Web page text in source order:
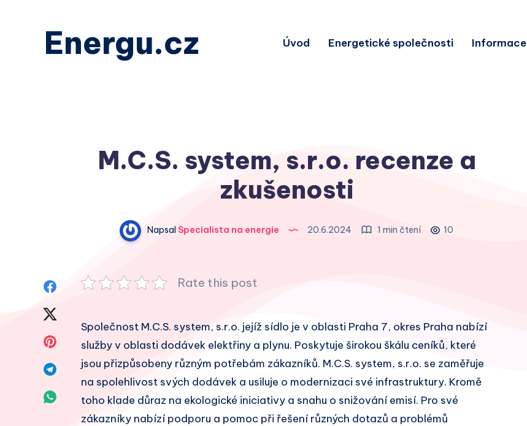
Energu.cz Úvod Energetické společnosti Informace
M.C.S. system, s.r.o. recenze a
zkušenosti
Napsal Specialista na energie 20.6.2024 1 min čtení 10
Sdílet
Facebook
Twitter
Sdílet
Pinterest
Sdílet
Telegram
Sdílet
Rate this post
Společnost M.C.S. system, s.r.o. jejíž sídlo je v oblasti Praha 7, okres Praha nabízí
služby v oblasti dodávek elektřiny a plynu. Poskytuje širokou škálu ceníků, které
jsou přizpůsobeny různým potřebám zákazníků. M.C.S. system, s.r.o. se zaměřuje
na spolehlivost svých dodávek a usiluje o modernizaci své infrastruktury. Kromě
toho klade důraz na ekologické iniciativy a snahu o snižování emisí. Pro své
zákazníky nabízí podporu a pomoc při řešení různých dotazů a problémů